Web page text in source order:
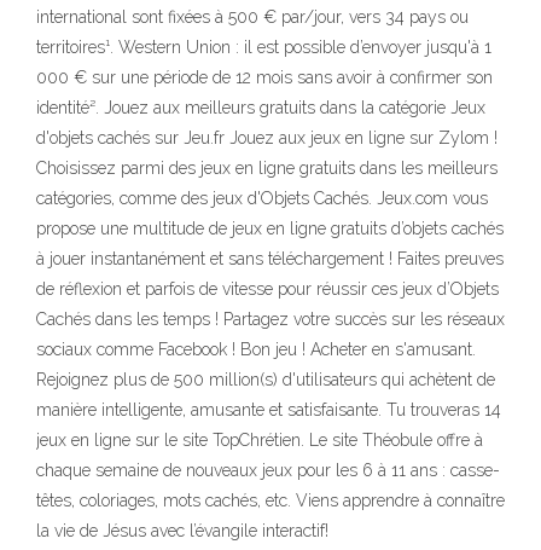
international sont fixées à 500 € par/jour, vers 34 pays ou
territoires¹. Western Union : il est possible d’envoyer jusqu'à 1
000 € sur une période de 12 mois sans avoir à confirmer son
identité². Jouez aux meilleurs gratuits dans la catégorie Jeux
d'objets cachés sur Jeu.fr Jouez aux jeux en ligne sur Zylom !
Choisissez parmi des jeux en ligne gratuits dans les meilleurs
catégories, comme des jeux d'Objets Cachés. Jeux.com vous
propose une multitude de jeux en ligne gratuits d’objets cachés
à jouer instantanément et sans téléchargement ! Faites preuves
de réflexion et parfois de vitesse pour réussir ces jeux d’Objets
Cachés dans les temps ! Partagez votre succès sur les réseaux
sociaux comme Facebook ! Bon jeu ! Acheter en s'amusant.
Rejoignez plus de 500 million(s) d'utilisateurs qui achètent de
manière intelligente, amusante et satisfaisante. Tu trouveras 14
jeux en ligne sur le site TopChrétien. Le site Théobule offre à
chaque semaine de nouveaux jeux pour les 6 à 11 ans : casse-
têtes, coloriages, mots cachés, etc. Viens apprendre à connaître
la vie de Jésus avec l’évangile interactif!